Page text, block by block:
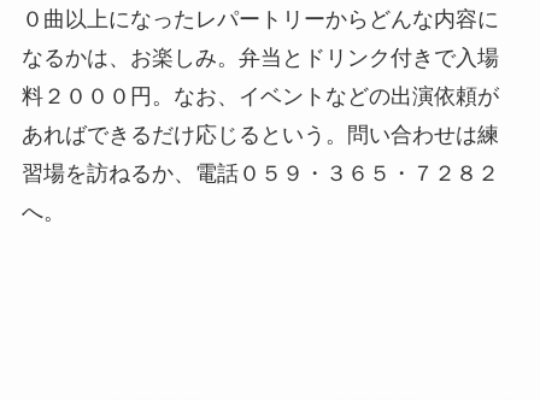
０曲以上になったレパートリーからどんな内容に
なるかは、お楽しみ。弁当とドリンク付きで入場
料２０００円。なお、イベントなどの出演依頼が
あればできるだけ応じるという。問い合わせは練
習場を訪ねるか、電話０５９・３６５・７２８２
へ。